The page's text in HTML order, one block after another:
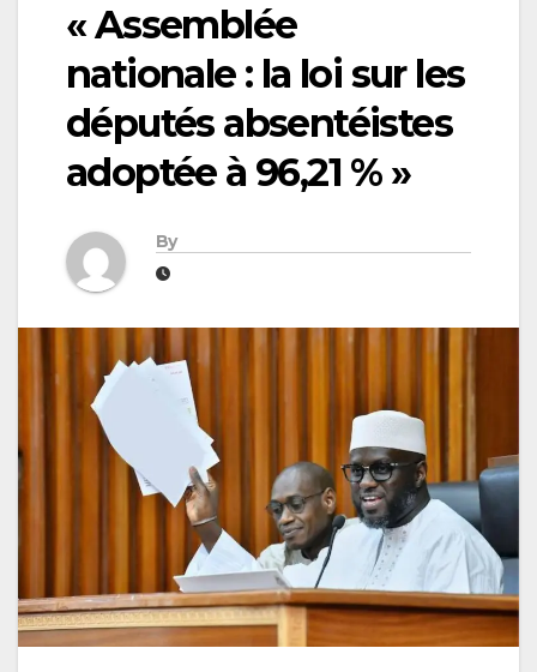
« Assemblée
nationale : la loi sur les
députés absentéistes
adoptée à 96,21 % »
By